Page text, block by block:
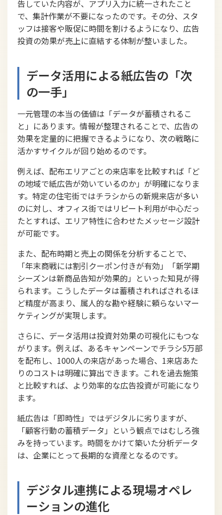
告していた内容が、アプリ入力に統一されたこと
で、集計作業が不要になったのです。その分、スタ
ッフは接客や販促に時間を割けるようになり、広告
投資の効果が売上に直結する体制が整いました。
データ活用による紙広告の「次
の一手」
一元管理の本当の価値は「データが蓄積されるこ
と」にあります。情報が整理されることで、広告の
効果を定量的に把握できるようになり、次の戦略に
活かすサイクルが回り始めるのです。
例えば、配布エリアごとの来店率を比較すれば「ど
の地域で紙広告が効いているのか」が明確になりま
す。特定の住宅街ではチラシからの新規来店が多い
のに対し、オフィス街ではリピート利用が中心だっ
たとすれば、エリア特性に合わせたメッセージ設計
が可能です。
また、配布時期と売上の関係を分析することで、
「年末商戦には割引クーポン付きが有効」「新学期
シーズンは新商品告知が効果的」といった知見が得
られます。こうしたデータは蓄積されればされるほ
ど精度が高まり、属人的な勘や経験に頼らないマー
ケティングが実現します。
さらに、データ活用は投資対効果の可視化にもつな
がります。例えば、あるキャンペーンでチラシ5万部
を配布し、1000人の来店があった場合、1来店あた
りのコストは明確に算出できます。これを過去施策
と比較すれば、より効率的な広告投資が可能になり
ます。
紙広告は「即時性」ではデジタルに劣りますが、
「顧客行動の蓄積データ」という観点ではむしろ強
みを持っています。時間をかけて築いた分析データ
は、企業にとって長期的な資産となるのです。
デジタル連携による現場オペレ
ーションの進化